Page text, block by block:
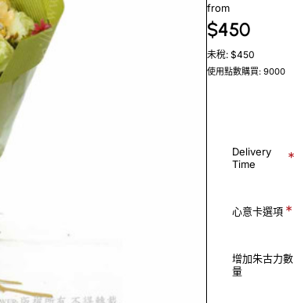
from
$450
未稅: $450
使用點數購買: 9000
Delivery
Time
心意卡選項
增加朱古力數
量